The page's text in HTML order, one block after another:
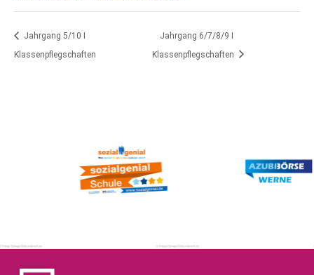
Jahrgang 5/10 I
Klassenpflegschaften
Jahrgang 6/7/8/9 I
Klassenpflegschaften